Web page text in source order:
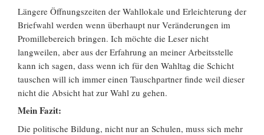
Längere Öffnungszeiten der Wahllokale und Erleichterung der
Briefwahl werden wenn überhaupt nur Veränderungen im
Promillebereich bringen. Ich möchte die Leser nicht
langweilen, aber aus der Erfahrung an meiner Arbeitsstelle
kann ich sagen, dass wenn ich für den Wahltag die Schicht
tauschen will ich immer einen Tauschpartner finde weil dieser
nicht die Absicht hat zur Wahl zu gehen.
Mein Fazit:
Die politische Bildung, nicht nur an Schulen, muss sich mehr